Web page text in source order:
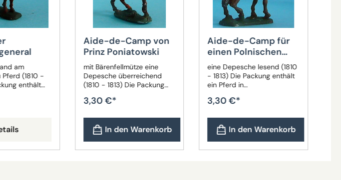
am
(1810 -
Varianten.
Aide-de-Camp von
Prinz Poniatowski
mit Bärenfellmütze eine
Depesche überreichend
(1810 - 1813) Die Packung
unterschiedlichen Varianten.
abweichen.
3,30 €*
In den Warenkorb
Aide-de-Camp für
einen Polnischen
Brigadegeneral
eine Depesche lesend (1810
- 1813) Die Packung enthält
ein Pferd in
Das Pferd kann vom Bild
3,30 €*
In den Warenkorb